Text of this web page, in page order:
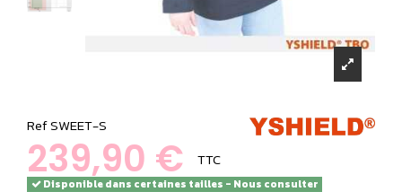
RefSWEET-S
239,90 € TTC
Disponible dans certaines tailles - Nous consulter